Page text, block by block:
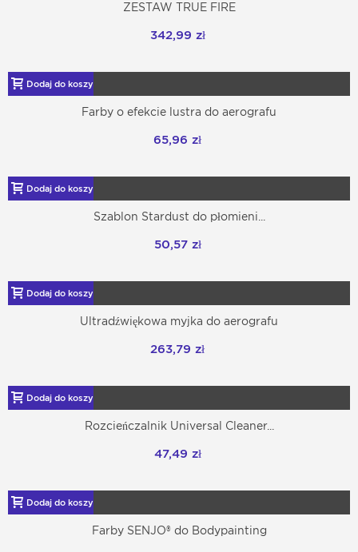
ZESTAW TRUE FIRE
342,99 zł
Dodaj do koszyka
Farby o efekcie lustra do aerografu
65,96 zł
Dodaj do koszyka
Szablon Stardust do płomieni...
50,57 zł
Dodaj do koszyka
Ultradźwiękowa myjka do aerografu
263,79 zł
Dodaj do koszyka
Rozcieńczalnik Universal Cleaner...
47,49 zł
Dodaj do koszyka
Farby SENJO® do Bodypainting